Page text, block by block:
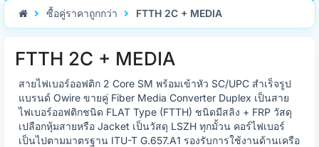
ซื้อคู่ราคาถูกกว่า FTTH 2C + MEDIA
FTTH 2C + MEDIA
สายไฟเบอร์ออฟติก 2 Core SM พร้อมเข้าหัว SC/UPC สำเร็จรูป
แบรนด์ Owire ขายคู่ Fiber Media Converter Duplex เป็นสาย
ไฟเบอร์ออฟติกชนิด FLAT Type (FTTH) ชนิดมีสลิง + FRP วัสดุ
เปลือกหุ้มสายหรือ Jacket เป็นวัสดุ LSZH ทุกมั้วน คอร์ไฟเบอร์
เป็นไปตามมาตรฐาน ITU-T G.657.A1 รองรับการใช้งานด้านเครือ